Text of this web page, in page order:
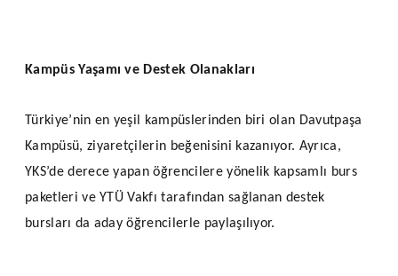
Kampüs Yaşamı ve Destek Olanakları
Türkiye’nin en yeşil kampüslerinden biri olan Davutpaşa
Kampüsü, ziyaretçilerin beğenisini kazanıyor. Ayrıca,
YKS’de derece yapan öğrencilere yönelik kapsamlı burs
paketleri ve YTÜ Vakfı tarafından sağlanan destek
bursları da aday öğrencilerle paylaşılıyor.